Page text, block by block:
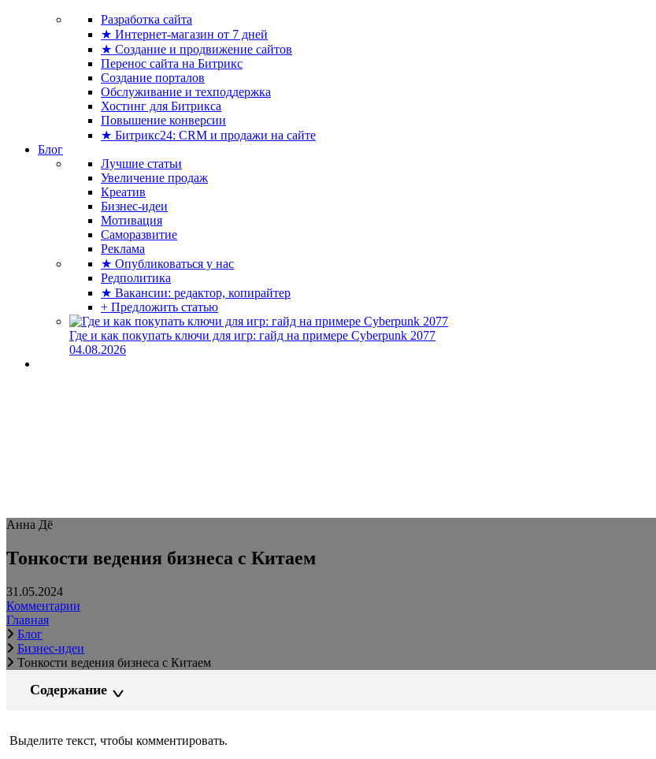
Разработка сайта
★ Интернет-магазин от 7 дней
★ Создание и продвижение сайтов
Перенос сайта на Битрикс
Создание порталов
Обслуживание и техподдержка
Хостинг для Битрикса
Повышение конверсии
★ Битрикс24: CRM и продажи на сайте
Блог
Лучшие статьи
Увеличение продаж
Креатив
Бизнес-идеи
Мотивация
Саморазвитие
Реклама
★ Опубликоваться у нас
Редполитика
★ Вакансии: редактор, копирайтер
+ Предложить статью
Где и как покупать ключи для игр: гайд на примере Cyberpunk 2077
04.08.2026
Анна Дё
Тонкости ведения бизнеса с Китаем
31.05.2024
Комментарии
Главная
Блог
Бизнес-идеи
Тонкости ведения бизнеса с Китаем
Содержание
Выделите текст, чтобы комментировать.